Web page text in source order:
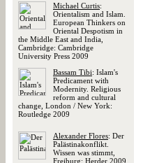
Michael Curtis:
Orientalism and Islam.
European Thinkers on
Oriental Despotism in
the Middle East and India,
Cambridge: Cambridge
University Press 2009
Bassam Tibi: Islam's
Predicament with
Modernity. Religious
reform and cultural
change, London / New York:
Routledge 2009
Alexander Flores: Der
Palästinakonflikt.
Wissen was stimmt,
Freiburg: Herder 2009